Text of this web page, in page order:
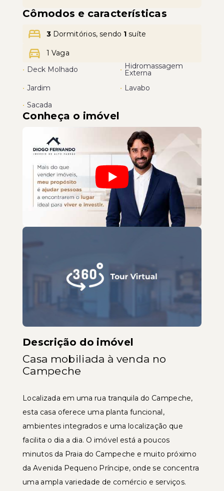
Cômodos e características
3 Dormitórios, sendo 1 suíte
1 Vaga
• Deck Molhado • Hidromassagem
Externa
• Jardim • Lavabo
• Sacada
Conheça o imóvel
Descrição do imóvel
Casa mobiliada à venda no
Campeche
Localizada em uma rua tranquila do Campeche,
esta casa oferece uma planta funcional,
ambientes integrados e uma localização que
facilita o dia a dia. O imóvel está a poucos
minutos da Praia do Campeche e muito próximo
da Avenida Pequeno Príncipe, onde se concentra
uma ampla variedade de comércio e serviços.